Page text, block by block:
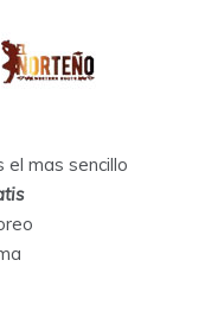
mas sencillo